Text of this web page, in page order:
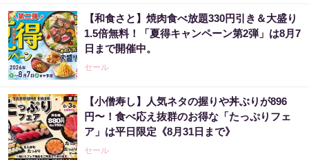
【和食さと】焼肉食べ放題330円引き＆大盛り
1.5倍無料！「夏得キャンペーン第2弾」は8月7
日まで開催中。
セール
【小僧寿し】人気ネタの握りや丼ぶりが896
円〜！食べ応え抜群のお得な「たっぷりフェ
ア」は平日限定《8月31日まで》
セール